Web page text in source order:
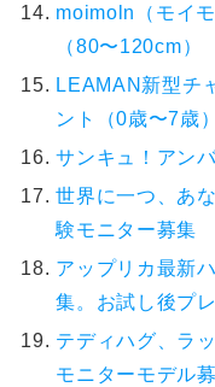
moimoln（モイ
（80〜120cm）
LEAMAN新型チ
ント（0歳〜7歳）
サンキュ！アン
世界に一つ、あ
験モニター募集
アップリカ最新
集。お試し後プ
テディハグ、ラ
モニターモデル